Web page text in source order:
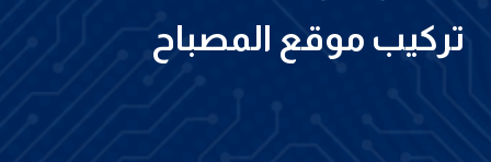
تركيب موقع المصباح